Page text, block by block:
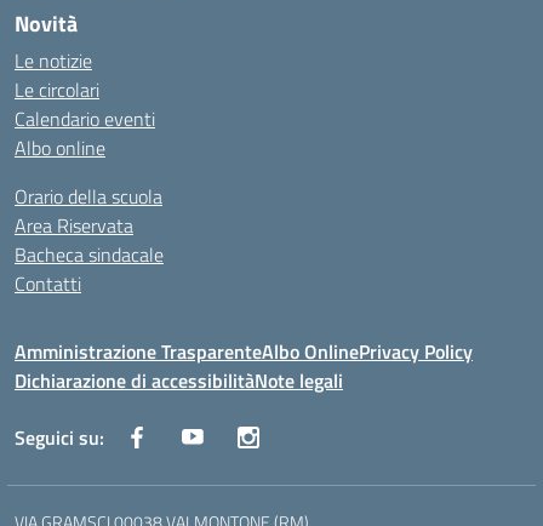
Novità
Le notizie
Le circolari
Calendario eventi
Albo online
Orario della scuola
Area Riservata
Bacheca sindacale
Contatti
Amministrazione TrasparenteAlbo OnlinePrivacy Policy
Dichiarazione di accessibilitàNote legali
Seguici su: